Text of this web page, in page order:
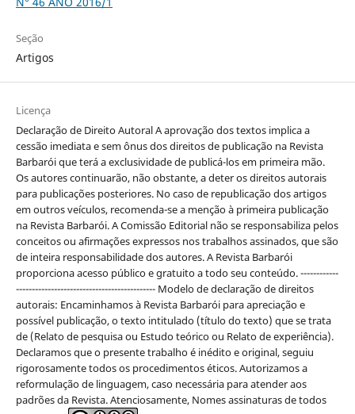
Seção
Artigos
Licença
Declaração de Direito Autoral A aprovação dos textos implica a
cessão imediata e sem ônus dos direitos de publicação na Revista
Barbarói que terá a exclusividade de publicá-los em primeira mão.
Os autores continuarão, não obstante, a deter os direitos autorais
para publicações posteriores. No caso de republicação dos artigos
em outros veículos, recomenda-se a menção à primeira publicação
na Revista Barbarói. A Comissão Editorial não se responsabiliza pelos
conceitos ou afirmações expressos nos trabalhos assinados, que são
de inteira responsabilidade dos autores. A Revista Barbarói
proporciona acesso público e gratuito a todo seu conteúdo. ------------
-------------------------------------------- Modelo de declaração de direitos
autorais: Encaminhamos à Revista Barbarói para apreciação e
possível publicação, o texto intitulado (título do texto) que se trata
de (Relato de pesquisa ou Estudo teórico ou Relato de experiência).
Declaramos que o presente trabalho é inédito e original, seguiu
rigorosamente todos os procedimentos éticos. Autorizamos a
reformulação de linguagem, caso necessária para atender aos
padrões da Revista. Atenciosamente, Nomes assinaturas de todos